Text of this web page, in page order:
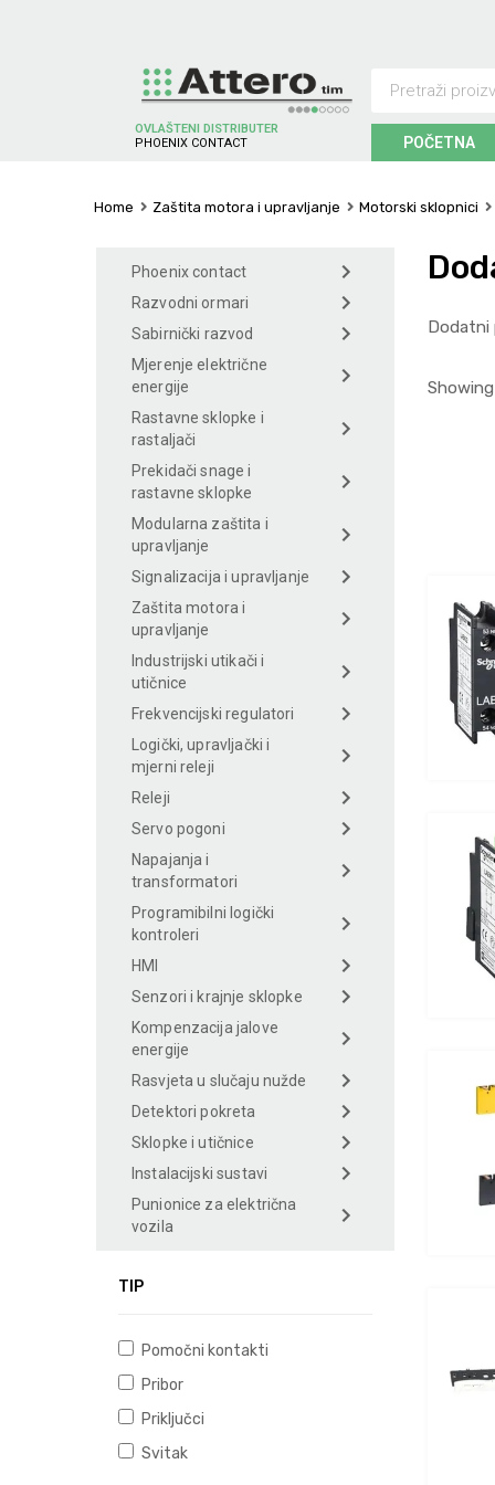
OVLAŠTENI DISTRIBUTER
P H O EN X CO NTACT POČETNA
Home Zaštita motora i upravljanje Motorski sklopnici
Dodatni
Phoenix contact
Razvodni ormari
Sabirnički razvod
Mjerenje električne
energije
Rastavne sklopke i
rastaljači
Prekidači snage i
rastavne sklopke
Modularna zaštita i
upravljanje
Signalizacija i upravljanje
Zaštita motora i
upravljanje
Industrijski utikači i
utičnice
Frekvencijski regulatori
Logički, upravljački i
mjerni releji
Releji
Servo pogoni
Napajanja i
transformatori
Programibilni logički
kontroleri
HMI
Senzori i krajnje sklopke
Kompenzacija jalove
energije
Rasvjeta u slučaju nužde
Detektori pokreta
Sklopke i utičnice
Instalacijski sustavi
Punionice za električna
vozila
TIP
Pomočni kontakti
Pribor
Priključci
Svitak